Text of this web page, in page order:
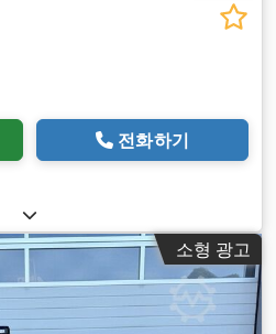
전화하기
소형 광고